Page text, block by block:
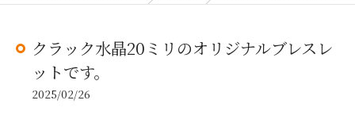
クラック水晶20ミリのオリジナルブレスレ
ットです。
2025/02/26